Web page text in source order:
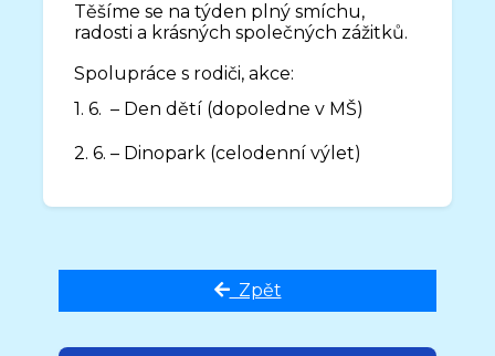
Těšíme se na týden plný smíchu,
radosti a krásných společných zážitků.
Spolupráce s rodiči, akce:
1. 6. – Den dětí (dopoledne v MŠ)
2. 6. – Dinopark (celodenní výlet)
Zpět